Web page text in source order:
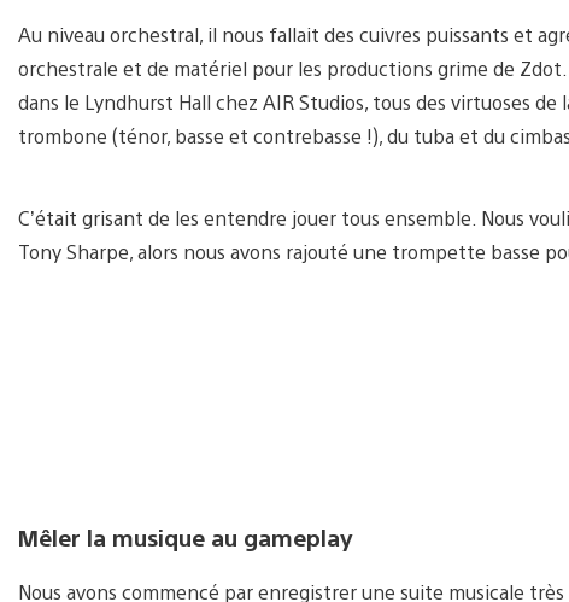
Au niveau orchestral, il nous fallait des cuivres puissants et
orchestrale et de matériel pour les productions grime de
dans le Lyndhurst Hall chez AIR Studios, tous des virtuoses
trombone (ténor, basse et contrebasse !), du tuba et du
C’était grisant de les entendre jouer tous ensemble. Nous
Tony Sharpe, alors nous avons rajouté une trompette basse
Mêler la musique au gameplay
Nous avons commencé par enregistrer une suite musicale